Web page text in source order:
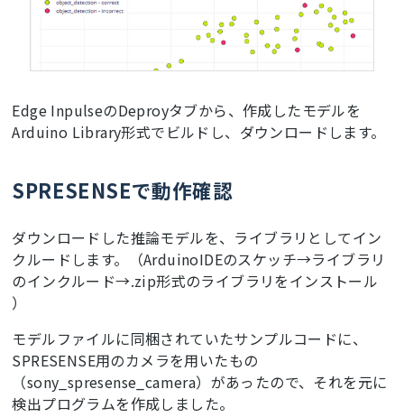
Edge InpulseのDeproyタブから、作成したモデルを
Arduino Library形式でビルドし、ダウンロードします。
SPRESENSEで動作確認
ダウンロードした推論モデルを、ライブラリとしてイン
クルードします。（ArduinoIDEのスケッチ→ライブラリ
のインクルード→.zip形式のライブラリをインストール
）
モデルファイルに同梱されていたサンプルコードに、
SPRESENSE用のカメラを用いたもの
（sony_spresense_camera）があったので、それを元に
検出プログラムを作成しました。